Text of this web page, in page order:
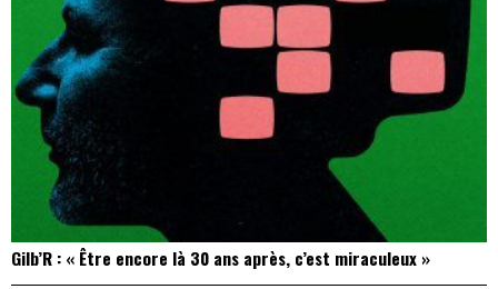
Gilb’R : « Être encore là 30 ans après, c’est miraculeux »